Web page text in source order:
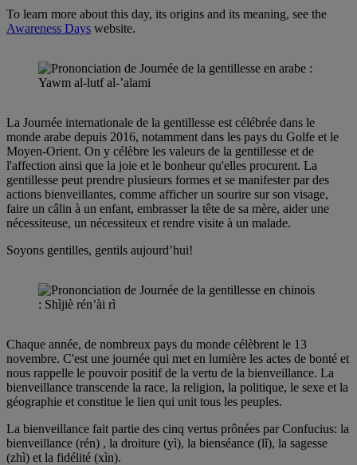
To learn more about this day, its origins and its meaning, see the
Awareness Days website.
La Journée internationale de la gentillesse est célébrée dans le
monde arabe depuis 2016, notamment dans les pays du Golfe et le
Moyen-Orient. On y célèbre les valeurs de la gentillesse et de
l'affection ainsi que la joie et le bonheur qu'elles procurent. La
gentillesse peut prendre plusieurs formes et se manifester par des
actions bienveillantes, comme afficher un sourire sur son visage,
faire un câlin à un enfant, embrasser la tête de sa mère, aider une
nécessiteuse, un nécessiteux et rendre visite à un malade.
Soyons gentilles, gentils aujourd’hui!
Chaque année, de nombreux pays du monde célèbrent le 13
novembre. C'est une journée qui met en lumière les actes de bonté et
nous rappelle le pouvoir positif de la vertu de la bienveillance. La
bienveillance transcende la race, la religion, la politique, le sexe et la
géographie et constitue le lien qui unit tous les peuples.
La bienveillance fait partie des cinq vertus prônées par Confucius: la
bienveillance (rén) , la droiture (yì), la bienséance (lǐ), la sagesse
(zhì) et la fidélité (xìn).